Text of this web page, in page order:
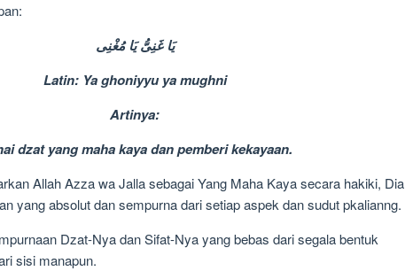
يَا غَنِىُّ يَا مُغْنِى
Latin: Ya ghoniyyu ya mughni
Artinya:
dzat yang maha kaya dan pemberi kekayaan.
Allah Azza wa Jalla sebagai Yang Maha Kaya secara hakiki, Dia
yang absolut dan sempurna dari setiap aspek dan sudut pkalianng.
Dzat-Nya dan Sifat-Nya yang bebas dari segala bentuk
sisi manapun.